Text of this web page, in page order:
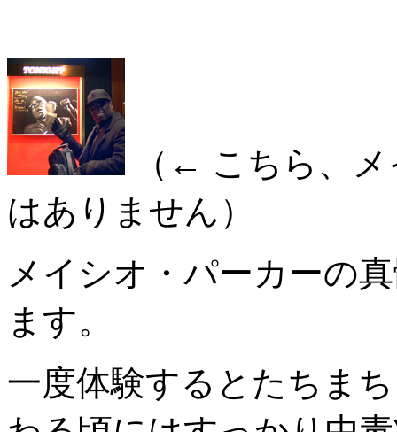
（← こちら、
はありません）
メイシオ・パーカーの
ます。
一度体験するとたちま